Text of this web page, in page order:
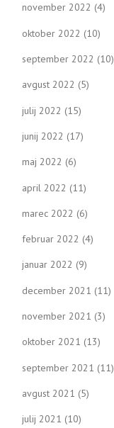
november 2022 (4)
oktober 2022 (10)
september 2022 (10)
avgust 2022 (5)
julij 2022 (15)
junij 2022 (17)
maj 2022 (6)
april 2022 (11)
marec 2022 (6)
februar 2022 (4)
januar 2022 (9)
december 2021 (11)
november 2021 (3)
oktober 2021 (13)
september 2021 (11)
avgust 2021 (5)
julij 2021 (10)